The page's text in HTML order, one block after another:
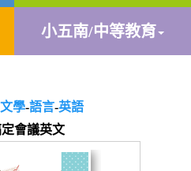
小五南/中等教育
學-語言-英語
會議英文